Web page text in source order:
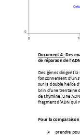
Document 4 : Des
de réparation de l’ADN
Des gènes dirigent la
fonctionnement d’un
sur la double hélice
brin d’une trentaine
de thymine. Une ADN
fragment d’ADN qui
Pour la comparaison
 prendre